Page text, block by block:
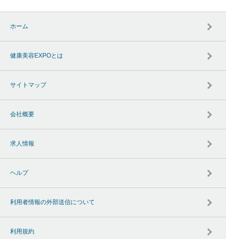
ホーム
健康美容EXPOとは
サイトマップ
会社概要
求人情報
ヘルプ
利用者情報の外部送信について
利用規約